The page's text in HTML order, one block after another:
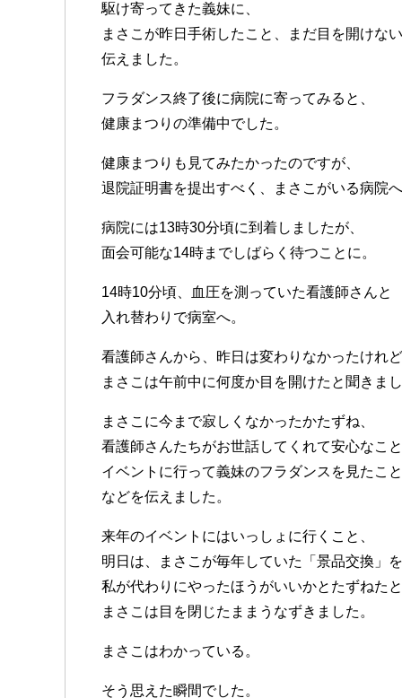
駆け寄ってきた義妹に、
まさこが昨日手術したこと、まだ目を開けな
伝えました。
フラダンス終了後に病院に寄ってみると、
健康まつりの準備中でした。
健康まつりも見てみたかったのですが、
退院証明書を提出すべく、まさこがいる病院へ
病院には13時30分頃に到着しましたが、
面会可能な14時までしばらく待つことに。
14時10分頃、血圧を測っていた看護師さんと
入れ替わりで病室へ。
看護師さんから、昨日は変わりなかったけれど
まさこは午前中に何度か目を開けたと聞きまし
まさこに今まで寂しくなかったかたずね、
看護師さんたちがお世話してくれて安心なこと
イベントに行って義妹のフラダンスを見たこと
などを伝えました。
来年のイベントにはいっしょに行くこと、
明日は、まさこが毎年していた「景品交換」を
私が代わりにやったほうがいいかとたずねた
まさこは目を閉じたままうなずきました。
まさこはわかっている。
そう思えた瞬間でした。